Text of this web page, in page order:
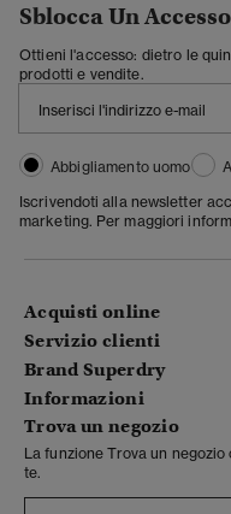
Sblocca Un
Ottieni l'accesso: dietro le
prodotti e vendite.
Abbigliamento uomo
Iscrivendoti alla newsletter
marketing. Per maggiori
Acquisti online
Servizio clienti
Brand Superdry
Informazioni
Trova un negozio
La funzione Trova un
te.